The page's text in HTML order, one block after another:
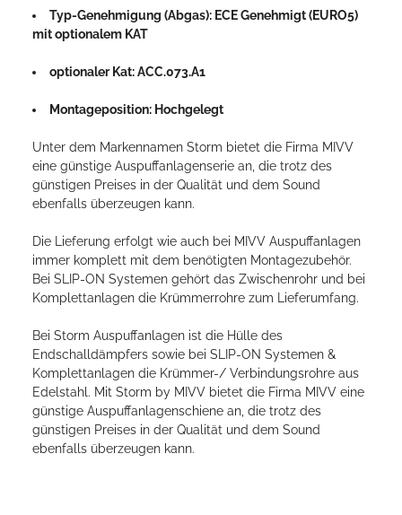
Typ-Genehmigung (Abgas): ECE Genehmigt (EURO5)
mit optionalem KAT
optionaler Kat: ACC.073.A1
Montageposition: Hochgelegt
Unter dem Markennamen Storm bietet die Firma MIVV
eine günstige Auspuffanlagenserie an, die trotz des
günstigen Preises in der Qualität und dem Sound
ebenfalls überzeugen kann.
Die Lieferung erfolgt wie auch bei MIVV Auspuffanlagen
immer komplett mit dem benötigten Montagezubehör.
Bei SLIP-ON Systemen gehört das Zwischenrohr und bei
Komplettanlagen die Krümmerrohre zum Lieferumfang.
Bei Storm Auspuffanlagen ist die Hülle des
Endschalldämpfers sowie bei SLIP-ON Systemen &
Komplettanlagen die Krümmer-/ Verbindungsrohre aus
Edelstahl. Mit Storm by MIVV bietet die Firma MIVV eine
günstige Auspuffanlagenschiene an, die trotz des
günstigen Preises in der Qualität und dem Sound
ebenfalls überzeugen kann.